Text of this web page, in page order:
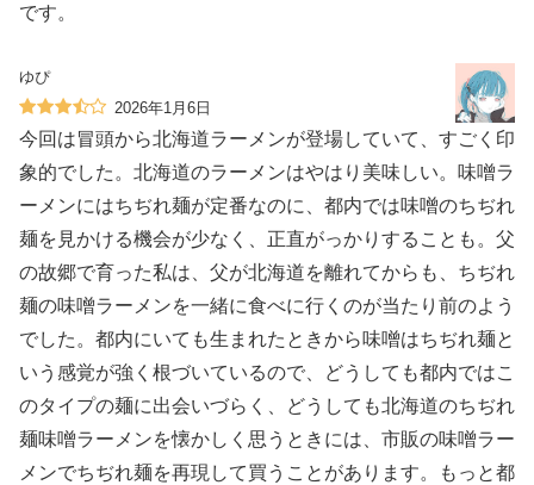
です。
ゆぴ
2026年1月6日
今回は冒頭から北海道ラーメンが登場していて、すごく印
象的でした。北海道のラーメンはやはり美味しい。味噌ラ
ーメンにはちぢれ麺が定番なのに、都内では味噌のちぢれ
麺を見かける機会が少なく、正直がっかりすることも。父
の故郷で育った私は、父が北海道を離れてからも、ちぢれ
麺の味噌ラーメンを一緒に食べに行くのが当たり前のよう
でした。都内にいても生まれたときから味噌はちぢれ麺と
いう感覚が強く根づいているので、どうしても都内ではこ
のタイプの麺に出会いづらく、どうしても北海道のちぢれ
麺味噌ラーメンを懐かしく思うときには、市販の味噌ラー
メンでちぢれ麺を再現して買うことがあります。もっと都